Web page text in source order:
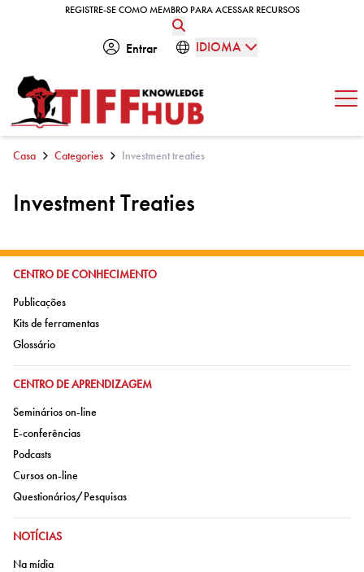
Skip to contentREGISTRE-SE COMO MEMBRO PARA ACESSAR RECURSOS
REGISTRE-SE COMO MEMBRO PARA ACESSAR RECURSOS
Entrar IDIOMA
Casa Categories Investment treaties
Investment Treaties
IR PARA:
CENTRO DE CONHECIMENTO
Ir para:
Publicações
Ir para:
Kits de ferramentas
Ir para:
Glossário
IR PARA:
CENTRO DE APRENDIZAGEM
Ir para:
Seminários on-line
Ir para:
E-conferências
Ir para:
Podcasts
Ir para:
Cursos on-line
Ir para:
Questionários/Pesquisas
IR PARA:
NOTÍCIAS
Ir para:
Na mídia